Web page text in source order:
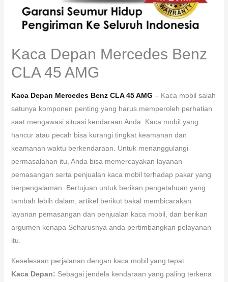
Kaca Depan Mercedes Benz
CLA 45 AMG
Kaca Depan Mercedes Benz CLA 45 AMG – Kaca mobil salah
satunya komponen penting yang harus memperoleh perhatian
saat mengawasi situasi kendaraan Anda. Kaca mobil yang
hancur atau pecah bisa kurangi tingkat keamanan dan
keamanan waktu berkendaraan. Untuk menanggulangi
permasalahan itu, Anda bisa memercayakan layanan
pemasangan serta penjualan kaca mobil terhadap pakar yang
berpengalaman. Bertujuan untuk berikan pengetahuan yang
tambah lebih dalam, artikel berikut bakal membicarakan
layanan pemasangan dan penjualan kaca mobil, dan berikan
argumen kenapa Seharusnya anda pertimbangkan pelayanan
itu.
Keselesaan perjalanan dengan kaca mobil yang tepat
Kaca Depan: Sebagai jendela kendaraan yang paling terkena